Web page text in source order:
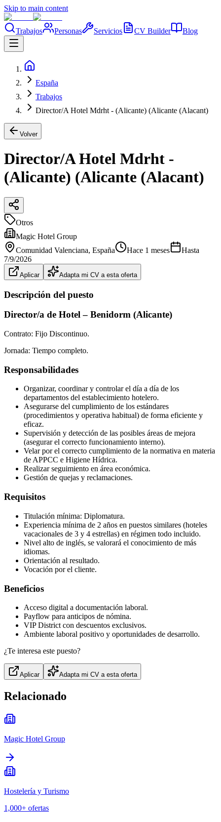
Skip to main content
Trabajos Personas Servicios CV Builder Blog
España
Trabajos
Director/A Hotel Mdrht - (Alicante) (Alicante (Alacant)
Volver
Director/A Hotel Mdrht -
(Alicante) (Alicante (Alacant)
Otros
Magic Hotel Group
Comunidad Valenciana, España Hace 1 meses
Hasta
7/9/2026
Aplicar Adapta mi CV a esta oferta
Descripción del puesto
Director/a de Hotel – Benidorm (Alicante)
Contrato: Fijo Discontinuo.
Jornada: Tiempo completo.
Responsabilidades
Organizar, coordinar y controlar el día a día de los
departamentos del establecimiento hotelero.
Asegurarse del cumplimiento de los estándares
(procedimientos y operativa habitual) de forma eficiente y
eficaz.
Supervisión y detección de las posibles áreas de mejora
(asegurar el correcto funcionamiento interno).
Velar por el correcto cumplimiento de la normativa en materia
de APPCC e Higiene Hídrica.
Realizar seguimiento en área económica.
Gestión de quejas y reclamaciones.
Requisitos
Titulación mínima: Diplomatura.
Experiencia mínima de 2 años en puestos similares (hoteles
vacacionales de 3 y 4 estrellas) en régimen todo incluido.
Nivel alto de inglés, se valorará el conocimiento de más
idiomas.
Orientación al resultado.
Vocación por el cliente.
Beneficios
Acceso digital a documentación laboral.
Payflow para anticipos de nómina.
VIP District con descuentos exclusivos.
Ambiente laboral positivo y oportunidades de desarrollo.
¿Te interesa este puesto?
Aplicar Adapta mi CV a esta oferta
Relacionado
Magic Hotel Group
Hostelería y Turismo
1,000+ ofertas